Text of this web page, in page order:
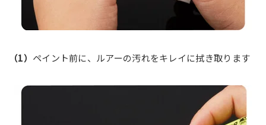
（1） ペイント前に、ルアーの汚れをキレイに拭き取ります